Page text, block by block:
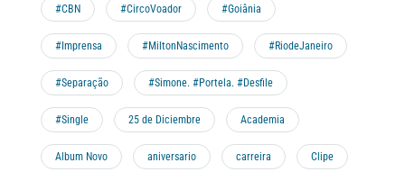
#CBN #CircoVoador #Goiânia
#Imprensa #MiltonNascimento #RiodeJaneiro
#Separação #Simone. #Portela. #Desfile
#Single 25 de Diciembre Academia
Album Novo aniversario carreira Clipe